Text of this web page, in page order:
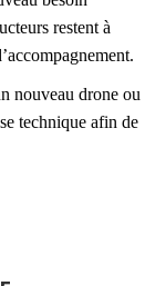
restent à
nouveau drone ou
technique afin de